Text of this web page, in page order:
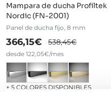
Mampara de ducha Profiltek
Nordic (FN-2001)
Panel de ducha fijo, 8 mm
366,15€ 538,45€
desde 122,05€/mes
+ 5 COLORES DISPONIBLES